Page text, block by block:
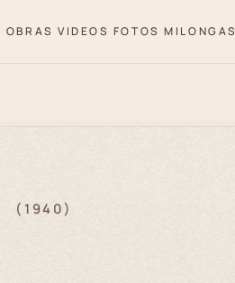
OBRAS VIDEOS FOTOS MILONGAS
(1940)